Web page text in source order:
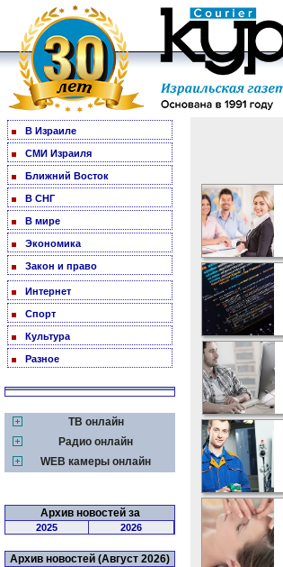
В Израиле
СМИ Израиля
Ближний Восток
В СНГ
В мире
Экономика
Закон и право
Интернет
Спорт
Культура
Разное
ТВ онлайн
Радио онлайн
WEB камеры онлайн
Архив новостей за
2025 2026
Архив новостей (Август 2026)